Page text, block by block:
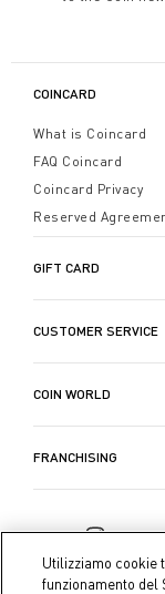
COINCARD
What is Coincard
FAQ Coincard
Coincard Privacy
Reserved
GIFT CARD
CUSTOMER SERVICE
COIN WORLD
FRANCHISING
Utilizziamo cookie
funzionamento del